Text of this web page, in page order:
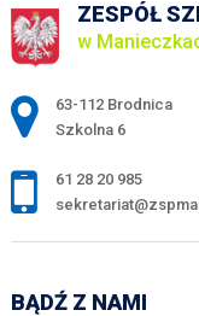
ZESPÓŁ
w
Adres pocztowy:
63-112 Brodnica
Szkolna 6
61 28 20 985
BĄDŹ Z NAMI